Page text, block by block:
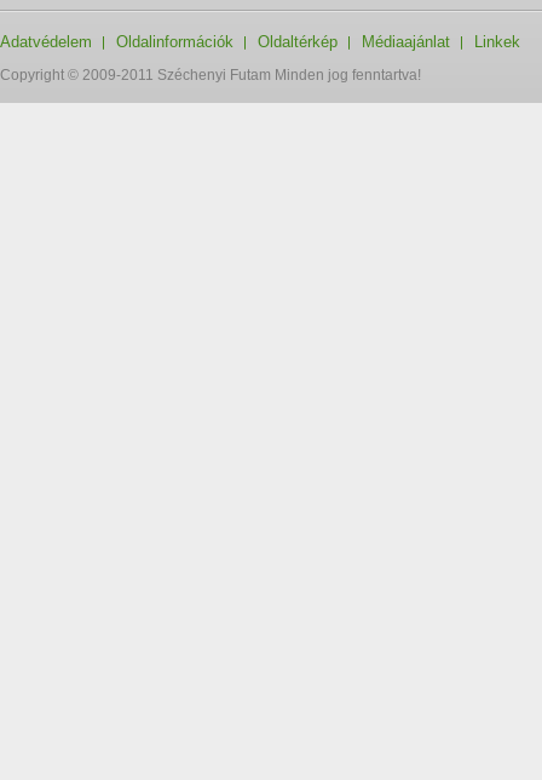
Adatvédelem Oldalinformációk Oldaltérkép Médiaajánlat Linkek
Copyright © 2009-2011 Széchenyi Futam Minden jog fenntartva!